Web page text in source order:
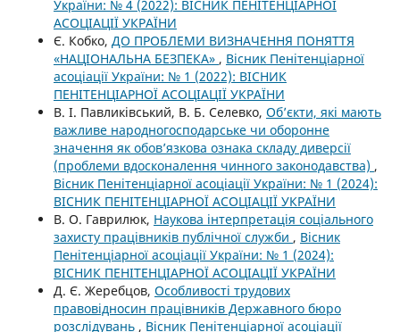
України: № 4 (2022): ВІСНИК ПЕНІТЕНЦІАРНОЇ
АСОЦІАЦІЇ УКРАЇНИ
Є. Кобко, ДО ПРОБЛЕМИ ВИЗНАЧЕННЯ ПОНЯТТЯ
«НАЦІОНАЛЬНА БЕЗПЕКА» , Вісник Пенітенціарної
асоціації України: № 1 (2022): ВІСНИК
ПЕНІТЕНЦІАРНОЇ АСОЦІАЦІЇ УКРАЇНИ
В. І. Павликівський, В. Б. Селевко, Об’єкти, які мають
важливе народногосподарське чи оборонне
значення як обов’язкова ознака складу диверсії
(проблеми вдосконалення чинного законодавства) ,
Вісник Пенітенціарної асоціації України: № 1 (2024):
ВІСНИК ПЕНІТЕНЦІАРНОЇ АСОЦІАЦІЇ УКРАЇНИ
В. О. Гаврилюк, Наукова інтерпретація соціального
захисту працівників публічної служби , Вісник
Пенітенціарної асоціації України: № 1 (2024):
ВІСНИК ПЕНІТЕНЦІАРНОЇ АСОЦІАЦІЇ УКРАЇНИ
Д. Є. Жеребцов, Особливості трудових
правовідносин працівників Державного бюро
розслідувань , Вісник Пенітенціарної асоціації